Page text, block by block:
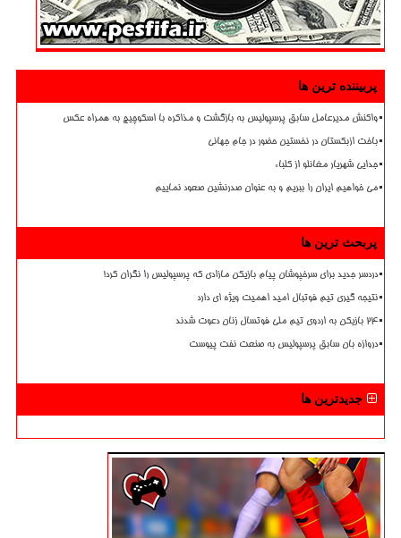
پربیننده ترین ها
واکنش مدیرعامل سابق پرسپولیس به بازگشت و مذاکره با اسکوچیچ به همراه عکس
باخت ازبکستان در نخستین حضور در جام جهانی
جدایی شهریار مغانلو از کلباء
می خواهیم ایران را ببریم و به عنوان صدرنشین صعود نماییم
پربحث ترین ها
دردسر جدید برای سرخپوشان پیام بازیکن مازادی که پرسپولیس را نگران کرد!
نتیجه گیری تیم فوتبال امید اهمیت ویژه ای دارد
۲۴ بازیکن به اردوی تیم ملی فوتسال زنان دعوت شدند
دروازه بان سابق پرسپولیس به صنعت نفت پیوست
جدیدترین ها